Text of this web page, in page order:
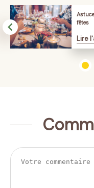
fêtes
Lire